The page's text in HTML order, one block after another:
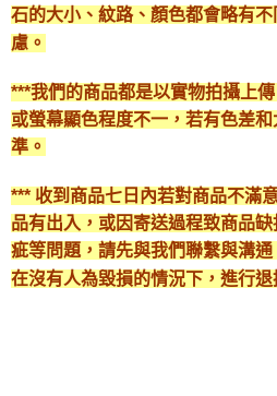
石的大小、紋路、顏色都會略有
慮。
***我們的商品都是以實物拍攝上
或螢幕顯色程度不一，若有色差
準。
*** 收到商品七日內若對商品不滿
品有出入，或因寄送過程致商品
疵等問題，請先與我們聯繫與溝
在沒有人為毀損的情況下，進行退